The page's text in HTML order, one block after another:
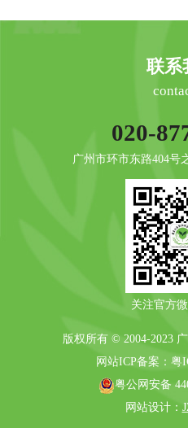
联系
020-
广州市环市东路404号
关注官方
版权所有 © 2004-2023
网站ICP备案： 粤
粤公网安备
网站设计：